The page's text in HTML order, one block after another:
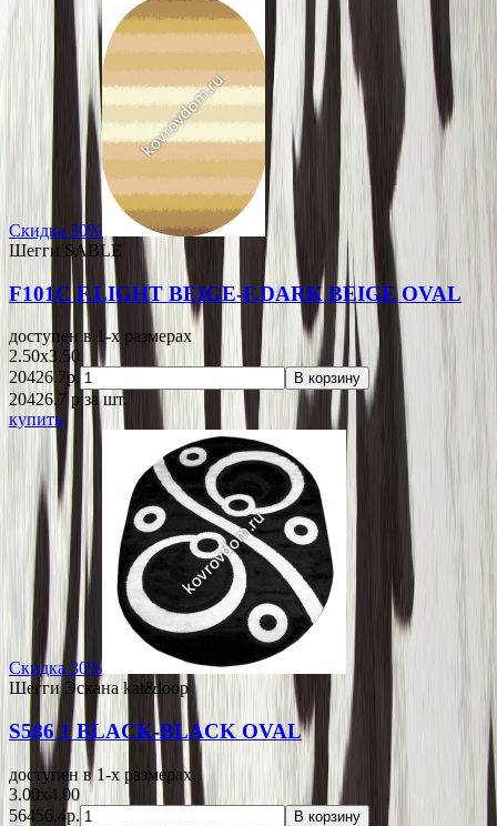
Скидка 30%
Шегги SABLE
F101C F.LIGHT BEIGE-F.DARK BEIGE OVAL
доступен в 1-x размерах
2.50x3.50
20426.7р.
В корзину
20426.7 p за шт.
купить
Скидка 30%
Шегги Эскана kat&loop
S586 1 BLACK-BLACK OVAL
доступен в 1-x размерах
3.00x4.00
56456.4р.
В корзину